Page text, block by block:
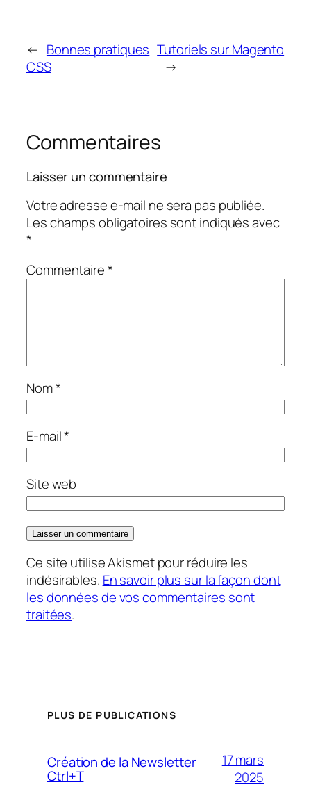
← Bonnes pratiques
CSS
Tutoriels sur Magento
→
Commentaires
Laisser un commentaire
Votre adresse e-mail ne sera pas publiée.
Les champs obligatoires sont indiqués avec
*
Commentaire*
Nom*
E-mail*
Site web
Ce site utilise Akismet pour réduire les
indésirables. En savoir plus sur la façon dont
les données de vos commentaires sont
traitées.
PLUS DE PUBLICATIONS
Création de la Newsletter
Ctrl+T
17 mars
2025